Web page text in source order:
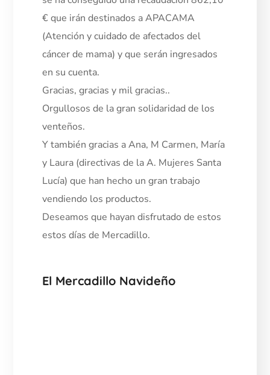
€ que irán destinados a APACAMA
(Atención y cuidado de afectados del
cáncer de mama) y que serán ingresados
en su cuenta.
Gracias, gracias y mil gracias..
Orgullosos de la gran solidaridad de los
venteños.
Y también gracias a Ana, M Carmen, María
y Laura (directivas de la A. Mujeres Santa
Lucía) que han hecho un gran trabajo
vendiendo los productos.
Deseamos que hayan disfrutado de estos
estos días de Mercadillo.
El Mercadillo Navideño